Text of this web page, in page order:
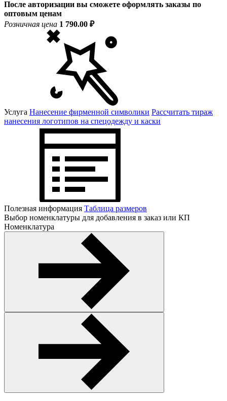
После авторизации вы сможете оформлять заказы по
оптовым ценам
Розничная цена 1 790.00 ₽
Услуга Нанесение фирменной символики Рассчитать тираж
нанесения логотипов на спецодежду и каски
Полезная информация Таблица размеров
Выбор номенклатуры для добавления в заказ или КП
Номенклатура